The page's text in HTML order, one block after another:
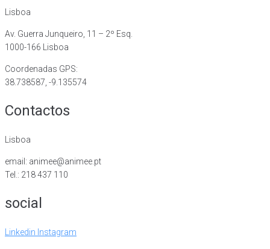
Lisboa
Av. Guerra Junqueiro, 11 – 2º Esq.
1000-166 Lisboa
Coordenadas GPS:
38.738587, -9.135574
Contactos
Lisboa
email: animee@animee.pt
Tel.: 218 437 110
social
Linkedin Instagram